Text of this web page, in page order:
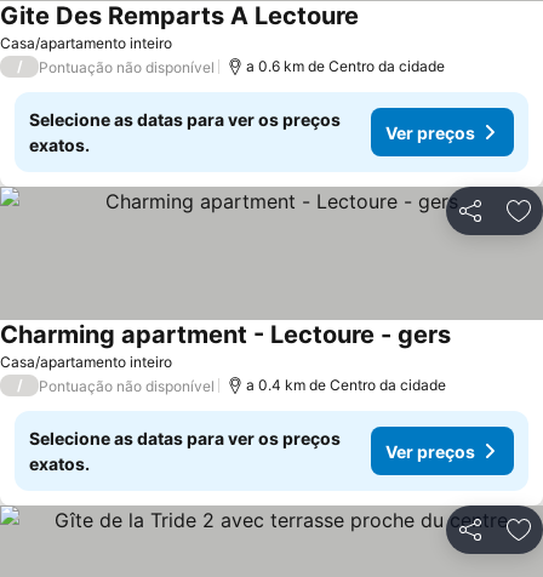
Casa/apartamento inteiro
Gite Des Remparts A Lectoure
/ Pontuação não disponível a 0.6 km de Centro da cidade
Selecione as datas para ver os preços
exatos.
Ver preços
Partilhar
Casa/apartamento inteiro
Charming apartment - Lectoure - gers
/ Pontuação não disponível a 0.4 km de Centro da cidade
Selecione as datas para ver os preços
exatos.
Ver preços
Partilhar